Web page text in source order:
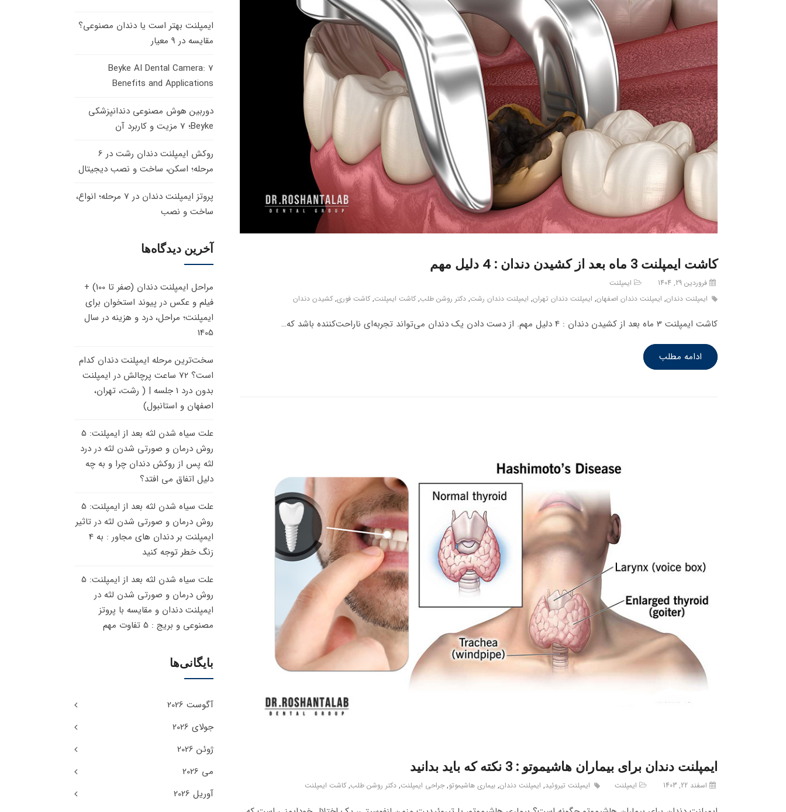
کاشت ایمپلنت 3 ماه بعد از کشیدن دندان : 4 دلیل مهم
فروردین 29, 1404
ایمپلنت
ایمپلنت دندان, ایمپلنت دندان اصفهان, ایمپلنت دندان تهران, ایمپلنت دندان رشت, دکتر روشن طلب, کاشت ایمپلنت, کاشت فوری, کشیدن دندان
کاشت ایمپلنت 3 ماه بعد از کشیدن دندان : 4 دلیل مهم. از دست دادن یک دندان می‌تواند تجربه‌ای ناراحت‌کننده باشد که…
ادامه مطلب
ایمپلنت دندان برای بیماران هاشیموتو : 3 نکته که باید بدانید
اسفند 22, 1403 ایمپلنت ایمپلنت تیروئید, ایمپلنت دندان, بیماری هاشیموتو, جراحی ایمپلنت, دکتر روشن طلب, کاشت ایمپلنت
ایمپلنت بهتر است یا دندان مصنوعی؟
مقایسه در 9 معیار
Beyke AI Dental Camera: 7
Benefits and Applications
دوربین هوش مصنوعی دندانپزشکی
Beyke؛ 7 مزیت و کاربرد آن
روکش ایمپلنت دندان رشت در 6
مرحله؛ اسکن، ساخت و نصب دیجیتال
پروتز ایمپلنت دندان در 7 مرحله؛ انواع،
ساخت و نصب
آخرین دیدگاه‌ها
مراحل ایمپلنت دندان (صفر تا 100) +
فیلم و عکس در پیوند استخوان برای
ایمپلنت؛ مراحل، درد و هزینه در سال
1405
سخت‌ترین مرحله ایمپلنت دندان کدام
است؟ 72 ساعت پرچالش
در ایمپلنت
بدون درد 1 جلسه | ( رشت، تهران،
اصفهان و استانبول)
علت سیاه شدن لثه بعد از ایمپلنت: 5
روش درمان و صورتی شدن لثه دردرد
لثه پس از روکش دندان چرا و به چه
دلیل اتفاق می افتد؟
علت سیاه شدن لثه بعد از ایمپلنت: 5
روش درمان و صورتی شدن لثه درتاثیر
ایمپلنت بر دندان های مجاور : به 4
زنگ خطر توجه کنید
علت سیاه شدن لثه بعد از ایمپلنت: 5
روش درمان و صورتی شدن لثه در
ایمپلنت دندان و مقایسه با پروتز
مصنوعی و بریج : 5 تفاوت مهم
بایگانی‌ها
آگوست 2026
جولای 2026
ژوئن 2026
می 2026
آوریل 2026